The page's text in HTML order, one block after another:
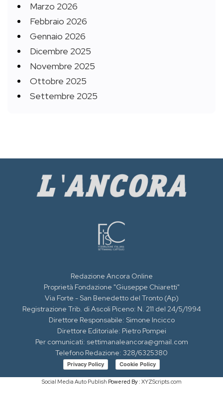
Marzo 2026
Febbraio 2026
Gennaio 2026
Dicembre 2025
Novembre 2025
Ottobre 2025
Settembre 2025
Redazione Ancora Online
Proprietà Fondazione "Giuseppe Chiaretti"
Via Forte - San Benedetto del Tronto (Ap)
Registrazione Trib. di Ascoli Piceno: N. 211 del 24/5/1994
Direttore Responsabile: Simone Incicco
Direttore Editoriale: Pietro Pompei
Per comunicati: settimanaleancora@gmail.com
Telefono Redazione: 328/6325380
Privacy Policy Cookie Policy
Social Media Auto Publish Powered By : XYZScripts.com